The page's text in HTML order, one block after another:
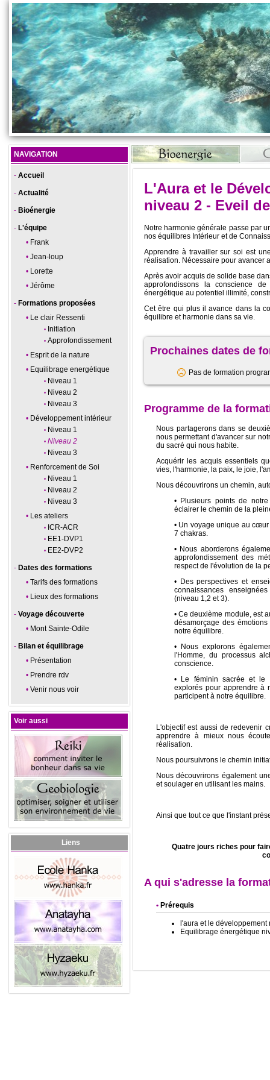
NAVIGATION
Accueil
Actualité
Bioénergie
L'équipe
Frank
Jean-loup
Lorette
Jérôme
Formations proposées
Le clair Ressenti
Initiation
Approfondissement
Esprit de la nature
Equilibrage energétique
Niveau 1
Niveau 2
Niveau 3
Développement intérieur
Niveau 1
Niveau 2
Niveau 3
Renforcement de Soi
Niveau 1
Niveau 2
Niveau 3
Les ateliers
ICR-ACR
EE1-DVP1
EE2-DVP2
Dates des formations
Tarifs des formations
Lieux des formations
Voyage découverte
Mont Sainte-Odile
Bilan et équilibrage
Présentation
Prendre rdv
Venir nous voir
Voir aussi
Liens
L'Aura et le
niveau 2 - Eveil
Notre harmonie générale passe par
nos équilibres Intérieur et de
Apprendre à travailler sur soi est
réalisation. Nécessaire pour avancer
Après avoir acquis de solide base
approfondissons la conscience
énergétique au potentiel illimité,
Cet être qui plus il avance dans la
équilibre et harmonie dans sa vie.
Prochaines dates de
Pas de formation
Programme de la
Nous partagerons dans se
nous permettant d'avancer sur
du sacré qui nous habite.
Acquérir les acquis essentiels
vies, l'harmonie, la paix, le joie,
Nous découvrirons un chemin,
• Plusieurs points de
éclairer le chemin de la
• Un voyage unique au
7 chakras.
• Nous aborderons
approfondissement des
respect de l'évolution de la
• Des perspectives et
connaissances
(niveau 1,2 et 3).
• Ce deuxième module, est
désamorçage des
notre équilibre.
• Nous explorons
l'Homme, du processus
conscience.
• Le féminin sacrée et le
explorés pour apprendre à
participent à notre équilibre.
L'objectif est aussi de redevenir
apprendre à mieux nous
réalisation.
Nous poursuivrons le chemin
Nous découvrirons également
et soulager en utilisant les mains.
Ainsi que tout ce que l'instant
Quatre jours riches pour
A qui s'adresse la
Prérequis
l'aura et le développement
Equilibrage énergétique